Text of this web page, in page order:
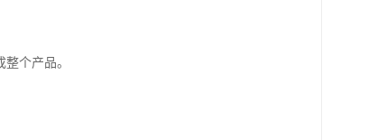
个产品。